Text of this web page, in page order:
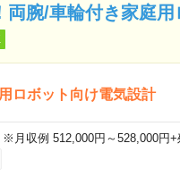
腕/車輪付き家庭
ロボット向け電気設計
月収例 512,000円～528,000円+